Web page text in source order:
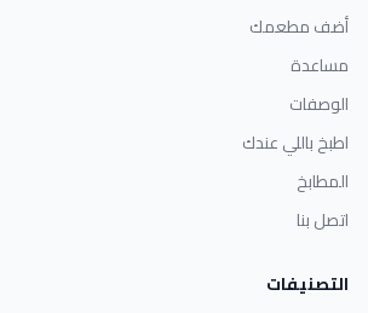
أضف مطعمك
مساعدة
الوصفات
اطبخ باللي عندك
المطابخ
اتصل بنا
التصنيفات